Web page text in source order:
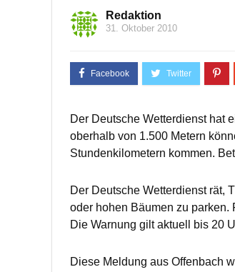
Redaktion
31. Oktober 2010
Der Deutsche Wetterdienst hat
oberhalb von 1.500 Metern
Stundenkilometern kommen.
Der Deutsche Wetterdienst rät,
oder hohen Bäumen zu
Die Warnung gilt aktuell bis 20
Diese Meldung aus Offenbach